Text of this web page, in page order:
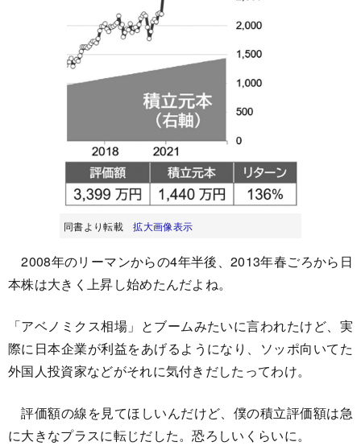
同書より転載拡大画像表示
2008年のリーマンからの4年半後、2013年春ごろから日
本株は大きく上昇し始めたんだよね。
「アベノミクス相場」とブームみたいに言われたけど、実
際に日本企業が利益をあげるようになり、ソッポ向いてた
外国人投資家などがそれに気付きだしたってわけ。
評価額の線を見てほしいんだけど、僕の積立評価額は急
に大きなプラスに転じだした。恐ろしいくらいに。